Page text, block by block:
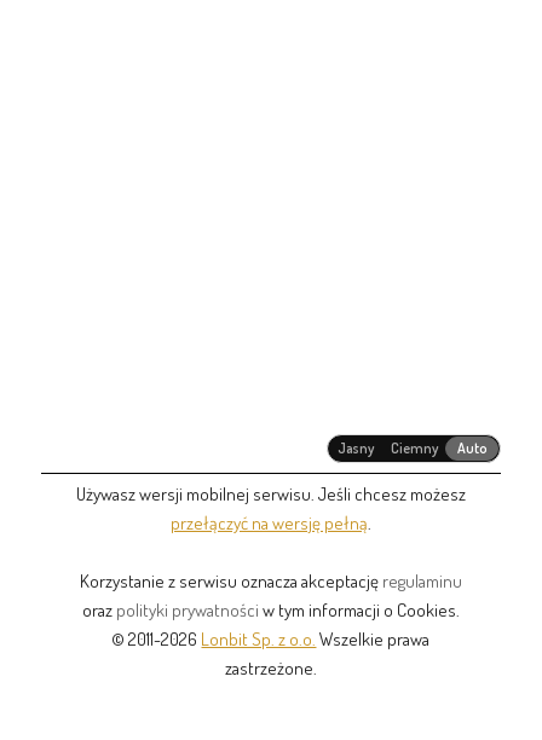
Jasny Ciemny Auto
Używasz wersji mobilnej serwisu. Jeśli chcesz możesz
przełączyć na wersję pełną
Korzystanie z serwisu oznacza akceptację regulaminu
oraz polityki prywatności w tym informacji o Cookies.
© 2011-2026 Lonbit Sp. z o.o. Wszelkie prawa
zastrzeżone.